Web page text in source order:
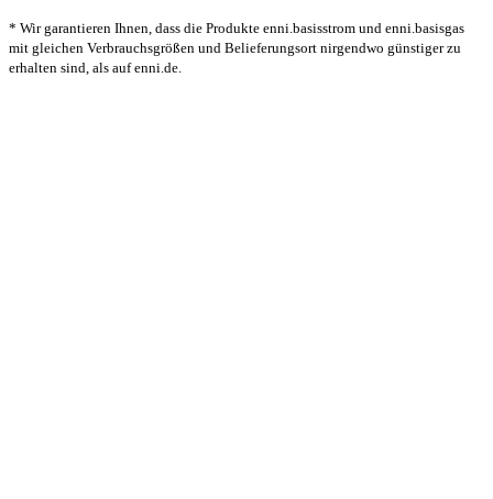
* Wir garantieren Ihnen, dass die Produkte enni.basisstrom und enni.basisgas
mit gleichen Verbrauchsgrößen und Belieferungsort nirgendwo günstiger zu
erhalten sind, als auf enni.de.